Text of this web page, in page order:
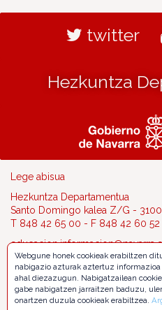
twitter
Hezkuntza
Lege abisua
Hezkuntza Departamentua
Santo Domingo kalea Z/G -
T 848 42 65 00 - F 848 42 60 52
Webgune honek cookieak erabiltzen
nabigazio azturak aztertuz informazioa
ahal diezazugun. Nabigatzailean
gabe nabigatzen jarraitzen baduzu,
onartzen duzula cookieak erabiltzea.